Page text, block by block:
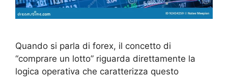
Quando si parla di forex, il concetto di
“comprare un lotto” riguarda direttamente la
logica operativa che caratterizza questo